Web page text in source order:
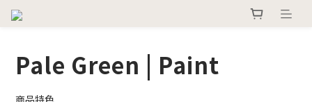
Pale Green | Paint